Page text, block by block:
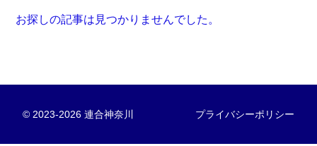
お探しの記事は見つかりませんでした。
© 2023-2026 連合神奈川 プライバシーポリシー